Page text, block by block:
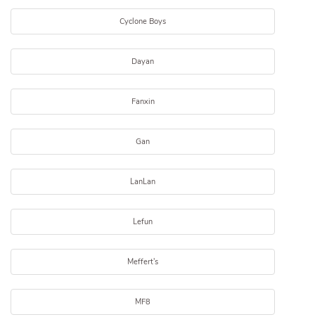
Cyclone Boys
Dayan
Fanxin
Gan
LanLan
Lefun
Meffert's
MF8